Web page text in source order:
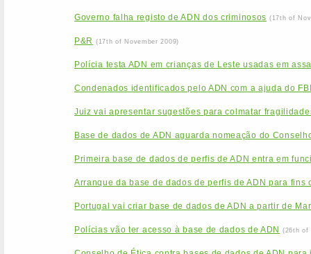
Governo falha registo de ADN dos criminosos (17th of
P&R (17th of November 2009)
Polícia testa ADN em crianças de Leste usadas em
Condenados identificados pelo ADN com a ajuda do
Juiz vai apresentar sugestões para colmatar
Base de dados de ADN aguarda nomeação do
Primeira base de dados de perfis de ADN entra em
Arranque da base de dados de perfis de ADN para
Portugal vai criar base de dados de ADN a partir de
Polícias vão ter acesso à base de dados de ADN (26th of